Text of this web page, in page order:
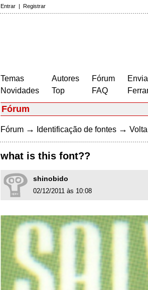
Entrar | Registrar
Temas
Novidades
Autores
Top
Fórum
FAQ
Fórum
Fórum → Identificação de fontes →
what is this font??
shinobido
02/12/2011 às 10:08